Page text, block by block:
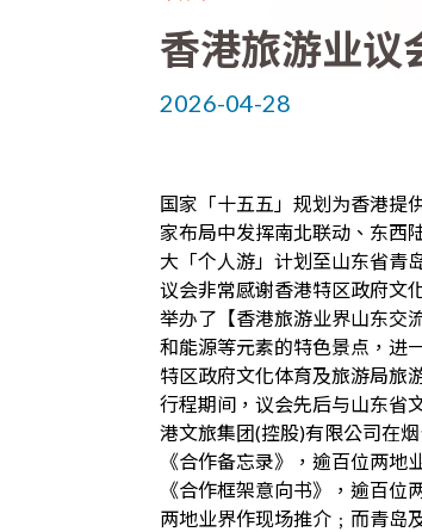
香港旅游业议
2026-04-28
国家「十五五」规划为香港提
家布局中发挥南北联动、东西
大「个人游」计划至山东省青
议会非常感谢香港特区政府文
举办了【香港旅游业界山东交
和能源等元素的特色景点，进
特区政府文化体育及旅游局旅
行程期间，议会先后与山东省
港文旅集团(控股)有限公司在
《合作备忘录》，逾百位两
《合作框架意向书》，逾百
两地业界作现场推介﹔而青岛